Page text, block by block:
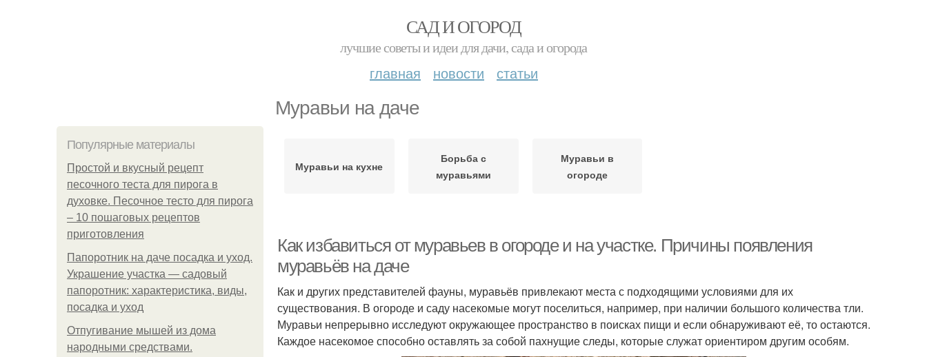
САД И ОГОРОД
лучшие советы и идеи для дачи, сада и огорода
главная новости статьи
Муравьи на даче
Популярные материалы
Простой и вкусный рецепт
песочного теста для пирога в
духовке. Песочное тесто для пирога
– 10 пошаговых рецептов
приготовления
Папоротник на даче посадка и уход.
Украшение участка — садовый
папоротник: характеристика, виды,
посадка и уход
Отпугивание мышей из дома
народными средствами.
Муравьи на кухне
Борьба с
муравьями
Муравьи в
огороде
Как избавиться от муравьев в огороде и на участке. Причины появления
муравьёв на даче
Как и других представителей фауны, муравьёв привлекают места с подходящими условиями для их
существования. В огороде и саду насекомые могут поселиться, например, при наличии большого количества тли.
Муравьи непрерывно исследуют окружающее пространство в поисках пищи и если обнаруживают её, то остаются.
Каждое насекомое способно оставлять за собой пахнущие следы, которые служат ориентиром другим особям.